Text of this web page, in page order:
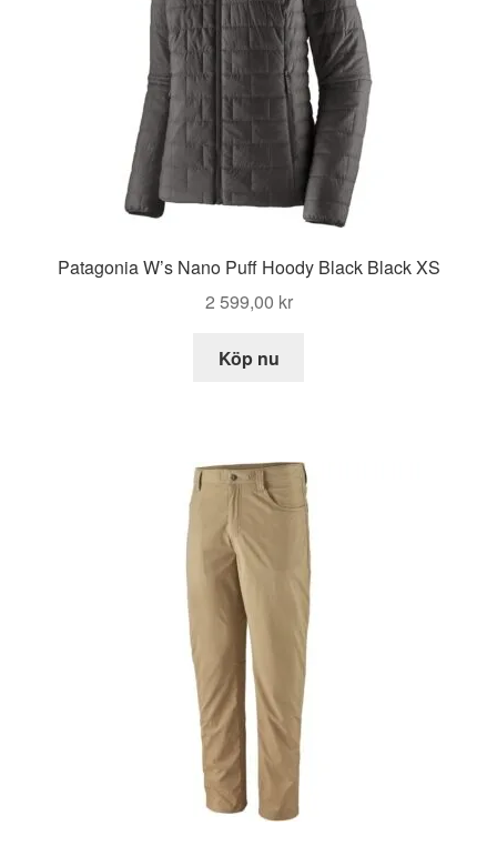
Patagonia W’s Nano Puff Hoody Black Black XS
2 599,00 kr
Köp nu